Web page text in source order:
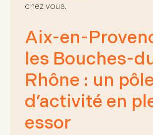
chez vous.
Aix-en-
les Bouches-
Rhône : un
d’activité en
essor